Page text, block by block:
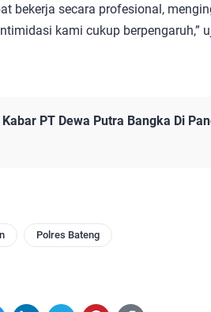
bekerja secara profesional,
kami cukup berpengaruh,”
Kabar PT Dewa Putra Bangka Di
Polres Bateng